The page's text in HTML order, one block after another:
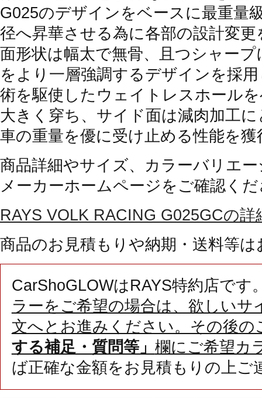
G025のデザインをベースに最重量
径へ昇華させる為に各部の設計変
面形状は幅太で無骨、且つシャー
をより一層強調するデザインを採
術を駆使したウェイトレスホール
大きく穿ち、サイド面は減肉加工
車の重量を優に受け止める性能を
商品詳細やサイズ、カラーバリエ
メーカーホームページをご確認く
RAYS VOLK RACING G025GCの
商品のお見積もりや納期・送料等
CarShoGLOWはRAYS特約店です
ラーをご希望の場合は、欲しいサ
文へとお進みください。その後の
する補足・質問等」 欄にご希望カ
ば正確な金額をお見積もりの上ご